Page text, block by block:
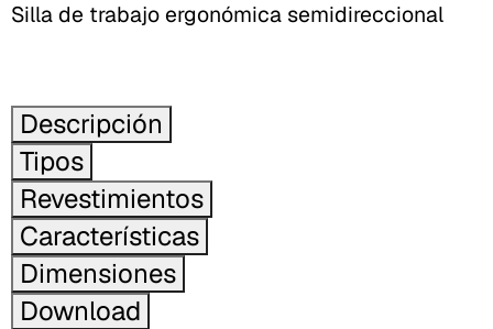
Silla de trabajo ergonómica semidireccional
Descripción
Tipos
Revestimientos
Características
Dimensiones
Download